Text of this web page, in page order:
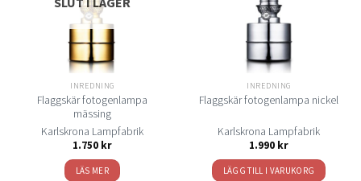
INREDNING
Flaggskär fotogenlampa
mässing
Karlskrona Lampfabrik
1.750 kr
LÄS MER
INREDNING
Flaggskär fotogenlampa nickel
Karlskrona Lampfabrik
1.990 kr
LÄGG TILL I VARUKORG